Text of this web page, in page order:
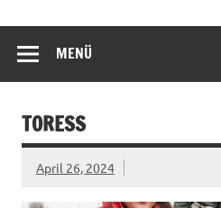
MENÜ
TORESS
April 26, 2024